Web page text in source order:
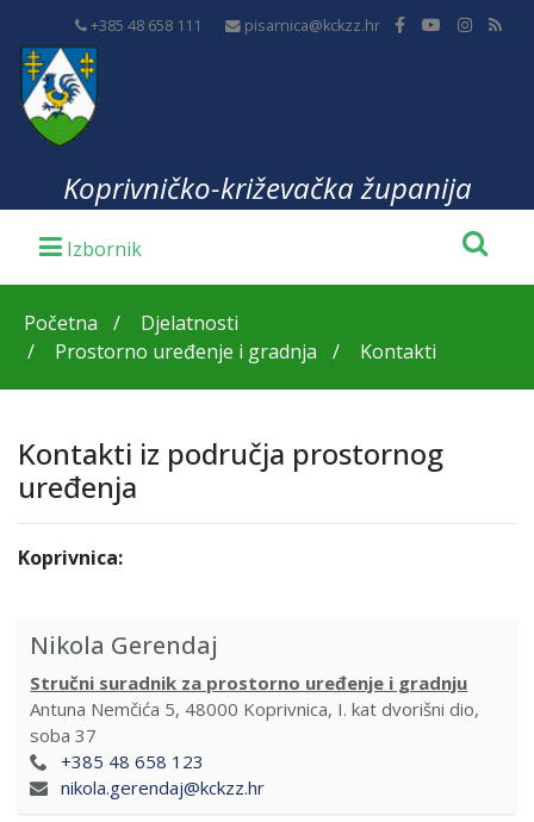
+385 48 658 111 pisarnica@kckzz.hr
Koprivničko-križevačka županija
Početna
Djelatnosti
Prostorno uređenje i gradnja
Kontakti
Kontakti iz područja prostornog
uređenja
Koprivnica:
Nikola Gerendaj
Stručni suradnik za prostorno uređenje i gradnju
Antuna Nemčića 5, 48000 Koprivnica, I. kat dvorišni dio,
soba 37
+385 48 658 123
nikola.gerendaj@kckzz.hr